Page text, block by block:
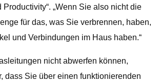
Productivity“. „Wenn Sie also nicht die
für das, was Sie verbrennen, haben,
und Verbindungen im Haus haben.“
nicht abwerfen können,
dass Sie über einen funktionierenden